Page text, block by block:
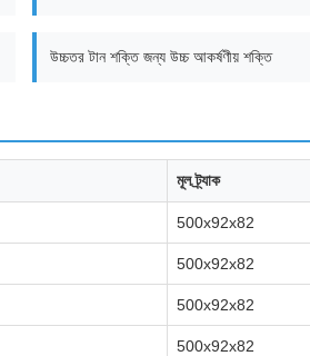
উচ্চতর টান শক্তি জন্য উচ্চ আকর্ষণীয় শক্তি
মূল ট্র্যাক
500x92x82
500x92x82
500x92x82
500x92x82